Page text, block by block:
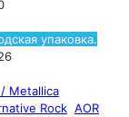
упаковка.
Metallica
Rock AOR